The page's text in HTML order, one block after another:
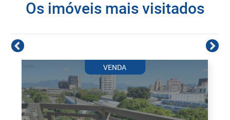
Os imóveis mais visitados
VENDA